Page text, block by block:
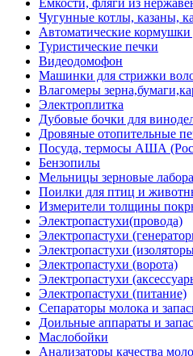
Чугунные котлы, казаны,
Автоматические
Туристические печки
Видеодомофон
Машинки для стрижки
Влагомеры
Электроплитка
Дубовые бочки для
Дровяные отопительные
Посуда, термосы АША
Бензопилы
Мельницы зерновые
Поилки для птиц и
Измерители толщины
Электропастухи(провода)
Электропастухи
Электропастухи
Электропастухи (ворота)
Электропастухи
Электропастухи (питание)
Сепараторы молока и
Доильные аппараты и
Маслобойки
Анализаторы качества